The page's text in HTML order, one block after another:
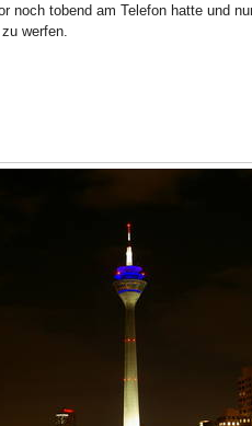
noch tobend am Telefon hatte und
werfen.